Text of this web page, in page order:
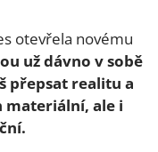
otevřela novému
už dávno v sobě
přepsat realitu a
materiální, ale i